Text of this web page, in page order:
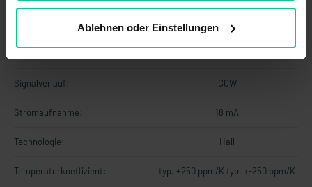
Ablehnen oder Einstellungen101 a
Signalverlauf: CCW
Stromaufnahme: 18 mA
Technologie: Hall
Temperaturkoeffizient: typ. ±250 ppm/K typ. +-250 ppm/K